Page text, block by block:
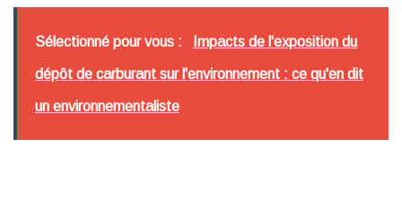
Sélectionné pour vous : Impacts de l'exposition du
dépôt de carburant sur l'environnement : ce qu'en dit
un environnementaliste